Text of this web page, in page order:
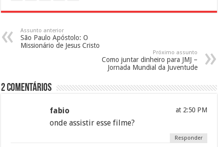
Assunto anterior
São Paulo Apóstolo: O
Missionário de Jesus Cristo
Próximo assunto
Como juntar dinheiro para JMJ –
Jornada Mundial da Juventude
2 Comentários
fabio at 2:50 PM
onde assistir esse filme?
Responder